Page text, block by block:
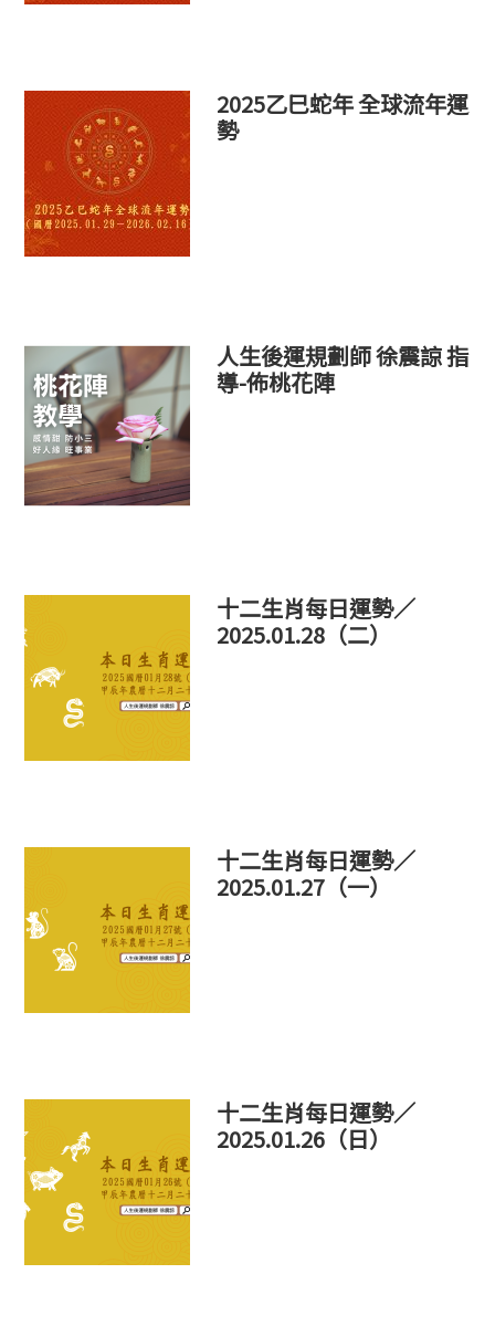
2025乙巳蛇年 全球流年運
勢
人生後運規劃師 徐震諒 指
導-佈桃花陣
十二生肖每日運勢／
2025.01.28（二）
十二生肖每日運勢／
2025.01.27（一）
十二生肖每日運勢／
2025.01.26（日）